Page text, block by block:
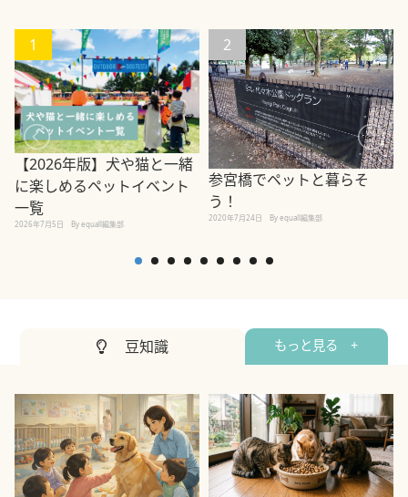
1
【2026年版】犬や猫と一緒
に楽しめるペットイベント
一覧
2026年7月5日 By equall編集部
2
参宮橋でペットと暮らそ
う！
2020年7月24日 By equall編集部
豆知識 もっと見る +